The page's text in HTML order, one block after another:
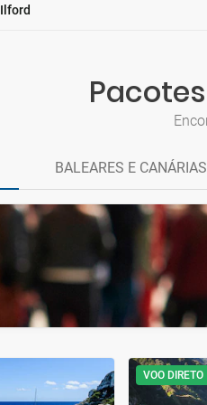
Ilford
BALEARES E CANÁRIAS
VOO DIRETO